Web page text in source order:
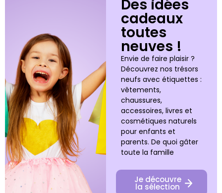
Des idées
cadeaux
toutes
neuves !
Envie de faire plaisir ?
Découvrez nos trésors
neufs avec étiquettes :
vêtements,
chaussures,
accessoires, livres et
cosmétiques naturels
pour enfants et
parents. De quoi gâter
toute la famille
Je découvre
la sélection